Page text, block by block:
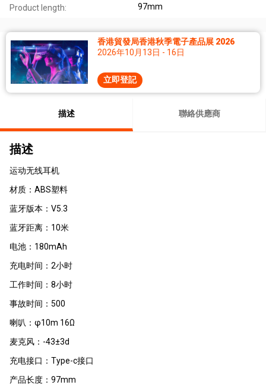
Product length: 97mm
香港貿發局香港秋季電子產品展 2026
2026年10月13日 - 16日
立即登記
描述 聯絡供應商
描述
运动无线耳机
材质：ABS塑料
蓝牙版本：V5.3
蓝牙距离：10米
电池：180mAh
充电时间：2小时
工作时间：8小时
事故时间：500
喇叭：φ10m 16Ω
麦克风：-43±3d
充电接口：Type-c接口
产品长度：97mm